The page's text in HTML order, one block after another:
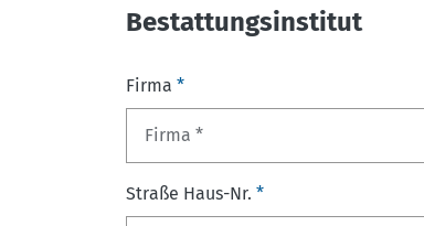
Bestattungsinstitut
Firma *
Straße Haus-Nr. *